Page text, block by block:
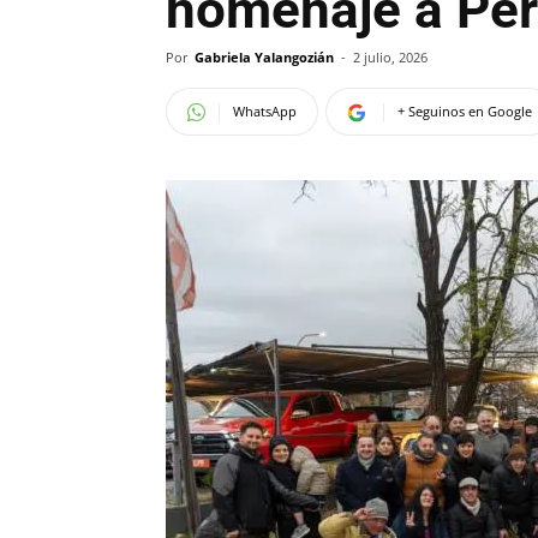
Por Gabriela Yalangozián - 2 julio, 2026
WhatsApp + Seguinos en Google